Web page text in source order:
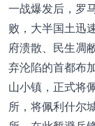
一战爆发后，罗
败，大半国土迅
府溃散、民生凋
弃沦陷的首都布
山小镇，正式将
所，将佩利什尔